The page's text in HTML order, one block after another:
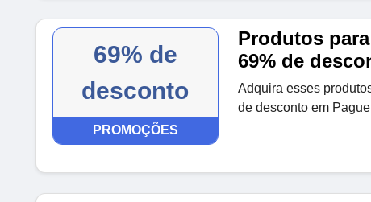
69% de
desconto
PROMOÇÕES
Produtos
69% de
Adquira esses
de desconto em